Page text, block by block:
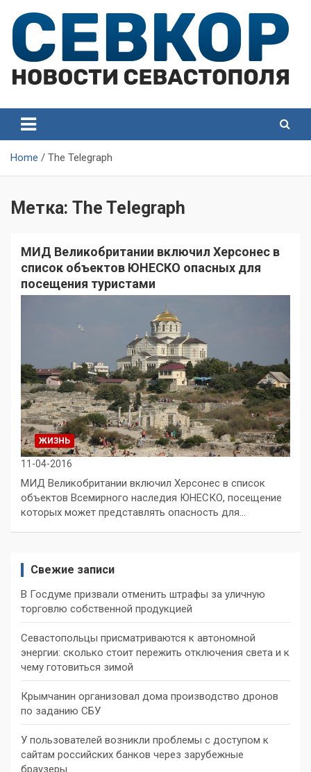
content
Севастополя
Севастополя
Home The Telegraph
Метка: The Telegraph
МИД Великобритании включил Херсонес в
список объектов ЮНЕСКО опасных для
посещения туристами
ЖИЗНЬ
11-04-2016
МИД Великобритании включил Херсонес в список
объектов Всемирного наследия ЮНЕСКО, посещение
которых может представлять опасность для…
Свежие записи
В Госдуме призвали отменить штрафы за уличную
торговлю собственной продукцией
Севастопольцы присматриваются к автономной
энергии: сколько стоит пережить отключения света и к
чему готовиться зимой
Крымчанин организовал дома производство дронов
по заданию СБУ
У пользователей возникли проблемы с доступом к
сайтам российских банков через зарубежные
браузеры